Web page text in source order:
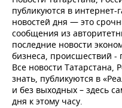
публикуются в интернет-
новостей дня — это
сообщения из
последние новости
бизнеса, происшествий -
Все новости
знать, публикуются в
и без выходных – здесь
дня к этому часу.